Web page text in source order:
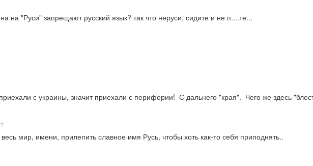
на "Руси" запрещают русский язык? так что неруси, сидите и не п....те...
с украины, значит приехали с периферии!  С дальнего "края".  Чего же здесь
мир, имени, прилепить славное имя Русь, чтобы хоть как-то себя приподнять..